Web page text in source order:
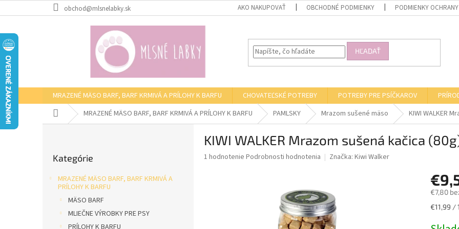
na
obchod@mlsnelabky.sk AKO NAKUPOVAŤ OBCHODNÉ PODMIENKY PODMIENKY OCHRANY
HĽADAŤ
MRAZENÉ MÄSO BARF, BARF KRMIVÁ A PRÍLOHY K BARFU CHOVATEĽSKÉ POTREBY POTREBY PRE PSÍČKAROV
DomovMRAZENÉ MÄSO BARF, BARF KRMIVÁ A PRÍLOHY K BARFU PAMLSKY Mrazom sušené mäso KIWI WALKER
kategórie
Kategórie
MRAZENÉ MÄSO BARF, BARF KRMIVÁ A
PRÍLOHY K BARFU
MÄSO BARF
MLIEČNE VÝROBKY PRE PSY
PRÍLOHY K BARFU
KIWI WALKER Mrazom sušená kačica
Priemerné
1 hodnotenie Podrobnosti hodnotenia Značka: Kiwi Walker
€7,80
€11,99 /